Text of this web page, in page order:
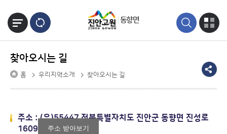
동향면
찾아오시는 길
홈 우리지역소개 찾아오시는 길
주소 : (우)55447 전북특별자치도 진안군 동향면 진성로
1609
주소 받아보기